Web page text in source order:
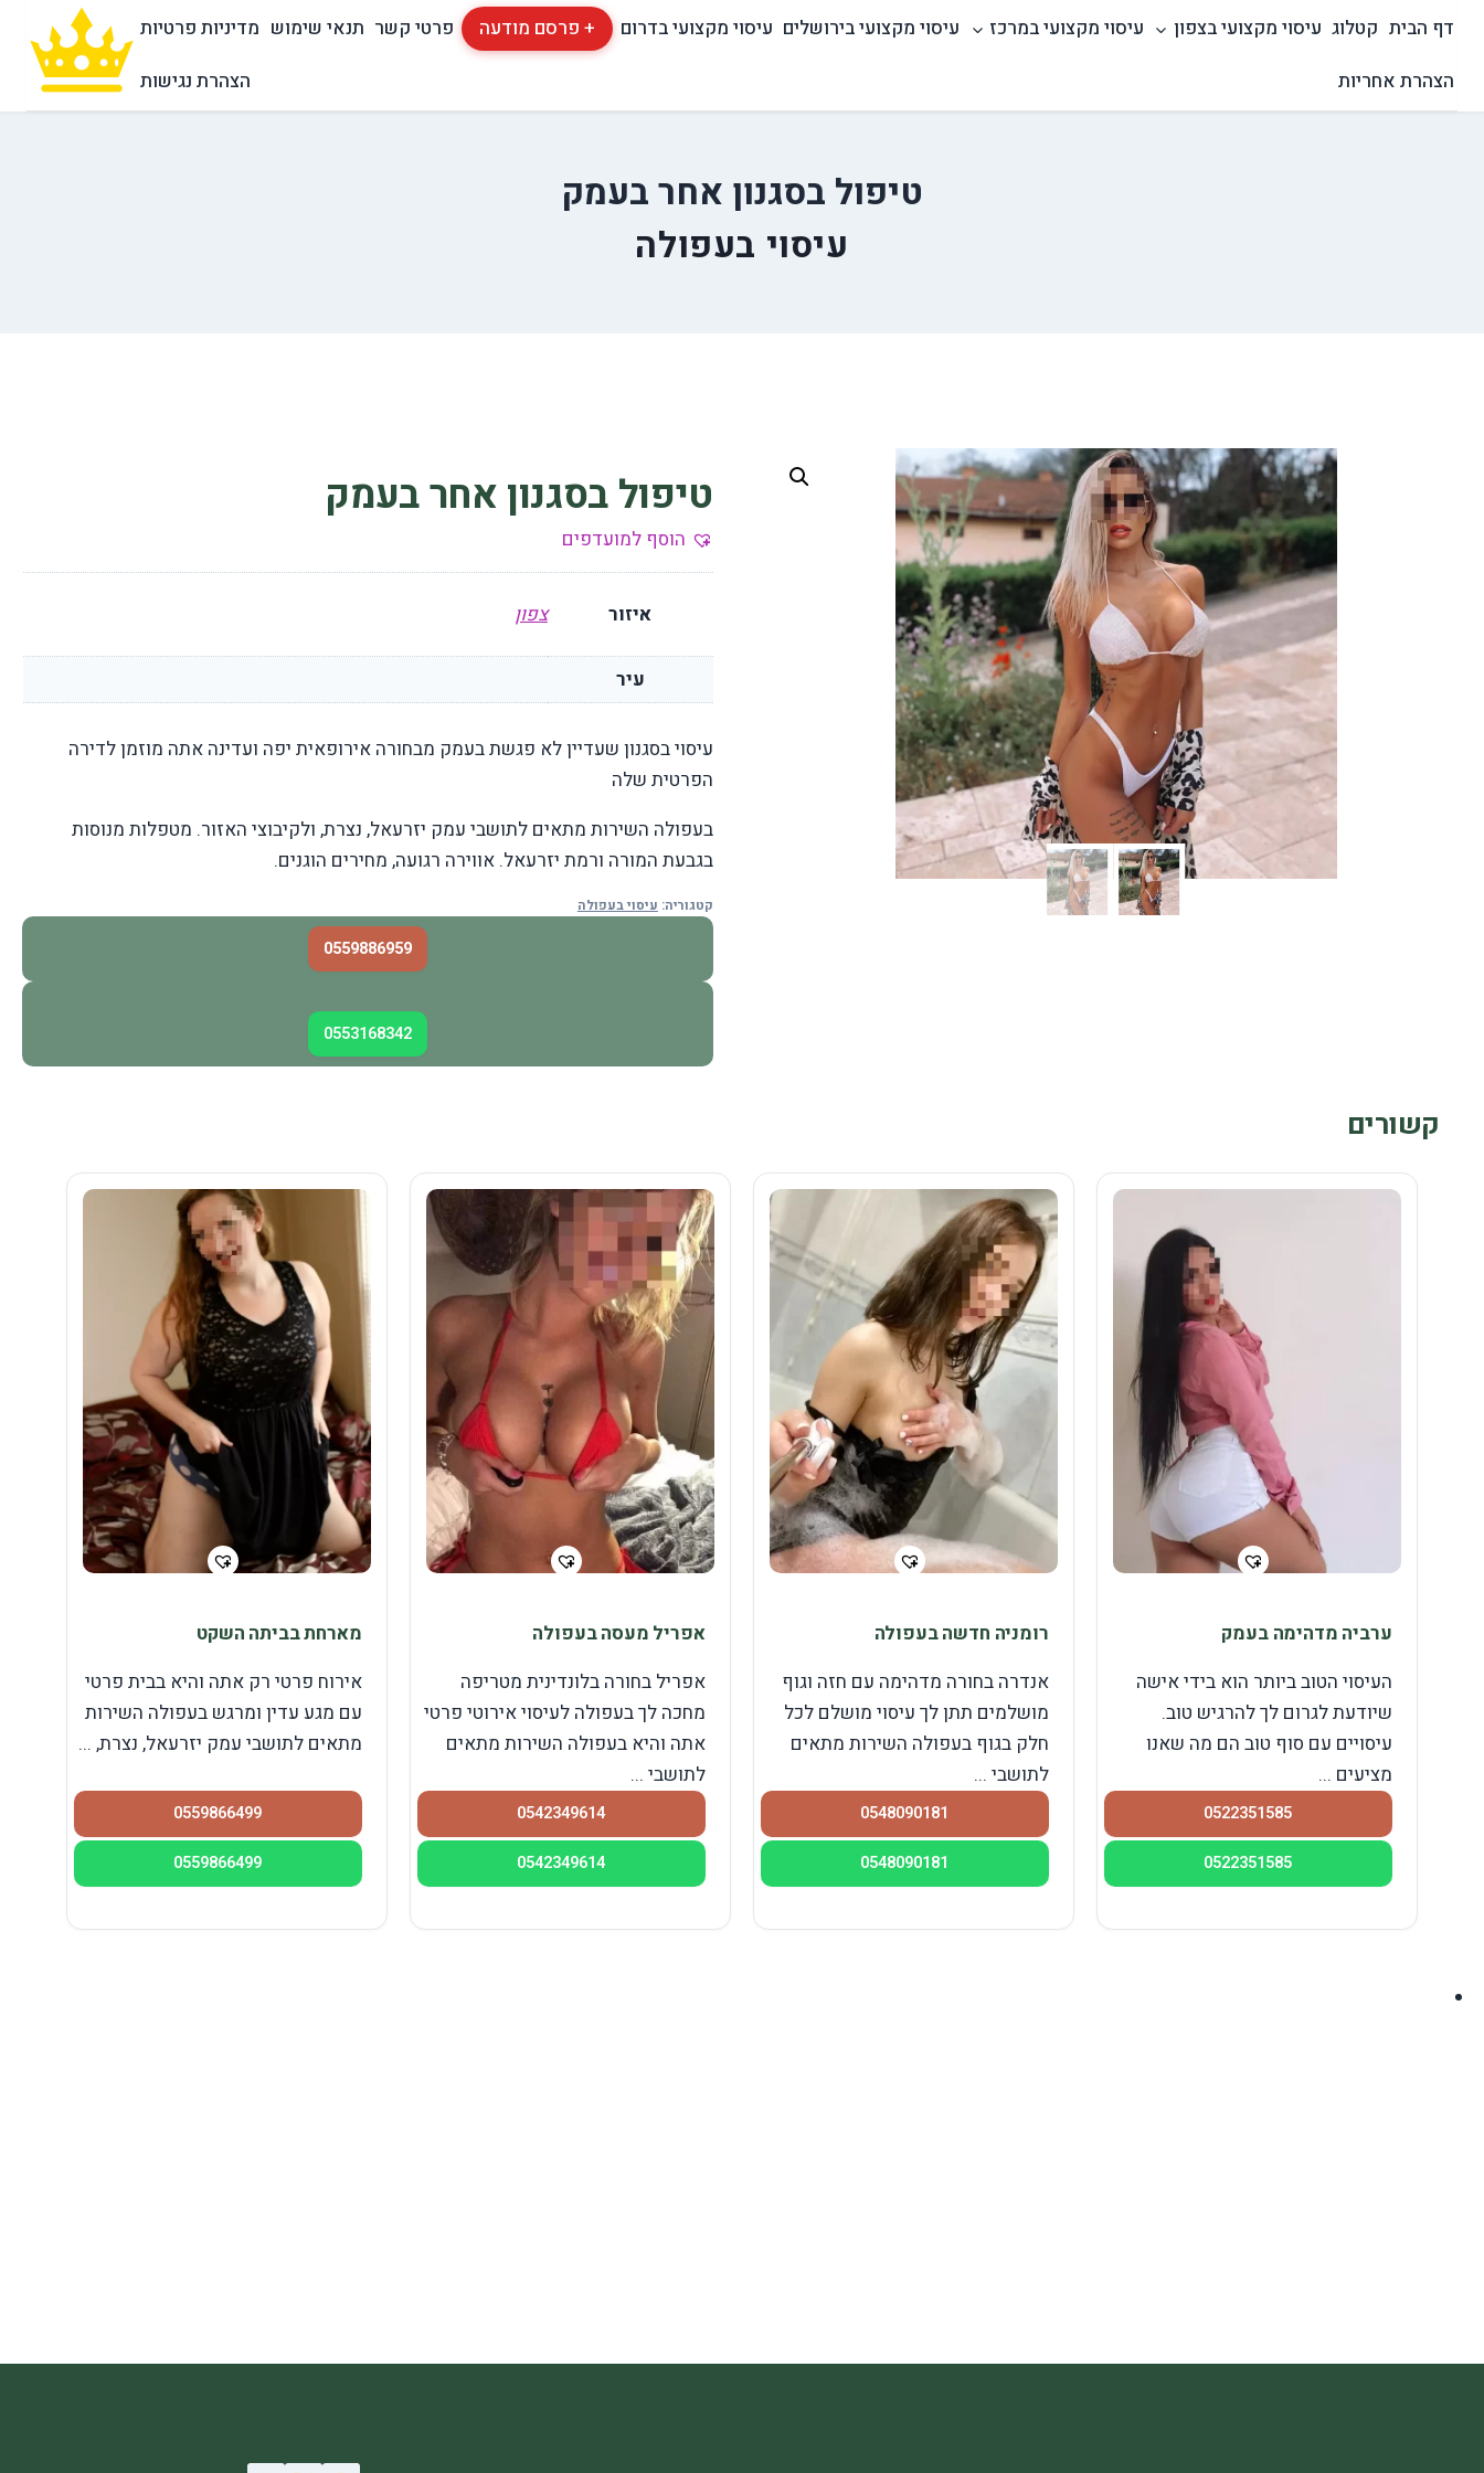
content
דף הבית קטלוג עיסוי מקצועי בצפון עיסוי מקצועי במרכז עיסוי מקצועי בירושלים עיסוי מקצועי בדרום + פרסם מודעה פרטי קשר תנאי שימוש מדיניות פרטיות
הצהרת אחריות
הצהרת נגישות
טיפול בסגנון אחר בעמק
עיסוי בעפולה
טיפול בסגנון אחר בעמק
הוסף למועדפים
איזור צפון
עיר
עיסוי בסגנון שעדיין לא פגשת בעמק מבחורה אירופאית יפה ועדינה אתה מוזמן לדירה
הפרטית שלה
בעפולה השירות מתאים לתושבי עמק יזרעאל, נצרת, ולקיבוצי האזור. מטפלות מנוסות
בגבעת המורה ורמת יזרעאל. אווירה רגועה, מחירים הוגנים.
קטגוריה: עיסוי בעפולה
0559886959
0553168342
קשורים
ערביה מדהימה בעמק
העיסוי הטוב ביותר הוא בידי אישה
שיודעת לגרום לך להרגיש טוב.
עיסויים עם סוף טוב הם מה שאנו
מציעים ...
0522351585
0522351585
רומניה חדשה בעפולה
אנדרה בחורה מדהימה עם חזה וגוף
מושלמים תתן לך עיסוי מושלם לכל
חלק בגוף בעפולה השירות מתאים
לתושבי ...
0548090181
0548090181
אפריל מעסה בעפולה
אפריל בחורה בלונדינית מטריפה
מחכה לך בעפולה לעיסוי אירוטי פרטי
אתה והיא בעפולה השירות מתאים
לתושבי ...
0542349614
0542349614
מארחת בביתה השקט
אירוח פרטי רק אתה והיא בבית פרטי
עם מגע עדין ומרגש בעפולה השירות
מתאים לתושבי עמק יזרעאל, נצרת, ...
0559866499
0559866499